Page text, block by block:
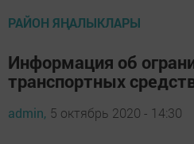
РАЙОН ЯҢАЛЫКЛАРЫ
Информация об
транспортных
admin, 5 октябрь 2020 - 14:30